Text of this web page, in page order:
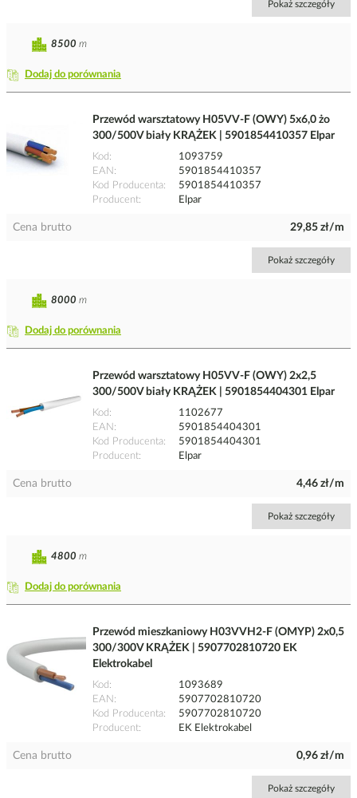
Pokaż szczegóły
Dodaj do porównania
8500 m
Przewód warsztatowy H05VV-F (OWY) 5x6,0 żo
300/500V biały KRĄŻEK | 5901854410357 Elpar
Kod
1093759
EAN
5901854410357
Kod Producenta
5901854410357
Producent
Elpar
Cena brutto 29,85 zł/m
Pokaż szczegóły
Dodaj do porównania
8000 m
Przewód warsztatowy H05VV-F (OWY) 2x2,5
300/500V biały KRĄŻEK | 5901854404301 Elpar
Kod
1102677
EAN
5901854404301
Kod Producenta
5901854404301
Producent
Elpar
Cena brutto 4,46 zł/m
Pokaż szczegóły
Dodaj do porównania
4800 m
Przewód mieszkaniowy H03VVH2-F (OMYP) 2x0,5
300/300V KRĄŻEK | 5907702810720 EK
Elektrokabel
Kod
1093689
EAN
5907702810720
Kod Producenta
5907702810720
Producent
EK Elektrokabel
Cena brutto 0,96 zł/m
Pokaż szczegóły